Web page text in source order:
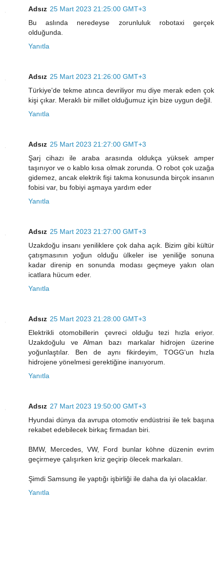
Adsız 25 Mart 2023 21:25:00 GMT+3
Bu aslında neredeyse zorunluluk robotaxi gerçek
olduğunda.
Yanıtla
Adsız 25 Mart 2023 21:26:00 GMT+3
Türkiye'de tekme atınca devriliyor mu diye merak eden çok
kişi çıkar. Meraklı bir millet olduğumuz için bize uygun değil.
Yanıtla
Adsız 25 Mart 2023 21:27:00 GMT+3
Şarj cihazı ile araba arasında oldukça yüksek amper
taşınıyor ve o kablo kısa olmak zorunda. O robot çok uzağa
gidemez, ancak elektrik fişi takma konusunda birçok insanın
fobisi var, bu fobiyi aşmaya yardım eder
Yanıtla
Adsız 25 Mart 2023 21:27:00 GMT+3
Uzakdoğu insanı yeniliklere çok daha açık. Bizim gibi kültür
çatışmasının yoğun olduğu ülkeler ise yeniliğe sonuna
kadar direnip en sonunda modası geçmeye yakın olan
icatlara hücum eder.
Yanıtla
Adsız 25 Mart 2023 21:28:00 GMT+3
Elektrikli otomobillerin çevreci olduğu tezi hızla eriyor.
Uzakdoğulu ve Alman bazı markalar hidrojen üzerine
yoğunlaştılar. Ben de aynı fikirdeyim, TOGG'un hızla
hidrojene yönelmesi gerektiğine inanıyorum.
Yanıtla
Adsız 27 Mart 2023 19:50:00 GMT+3
Hyundai dünya da avrupa otomotiv endüstrisi ile tek başına
rekabet edebilecek birkaç firmadan biri.
BMW, Mercedes, VW, Ford bunlar köhne düzenin evrim
geçirmeye çalışırken kriz geçirip ölecek markaları.
Şimdi Samsung ile yaptığı işbirliği ile daha da iyi olacaklar.
Yanıtla